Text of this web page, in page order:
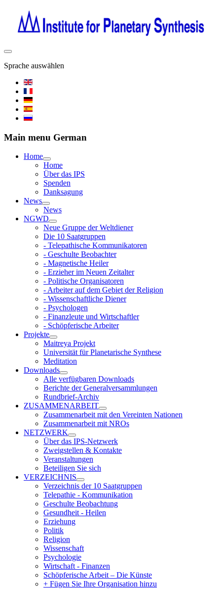
Sprache auswählen
Main menu German
Home
Home
Über das IPS
Spenden
Danksagung
News
News
NGWD
Neue Gruppe der Weltdiener
Die 10 Saatgruppen
- Telepathische Kommunikatoren
- Geschulte Beobachter
- Magnetische Heiler
- Erzieher im Neuen Zeitalter
- Politische Organisatoren
- Arbeiter auf dem Gebiet der Religion
- Wissenschaftliche Diener
- Psychologen
- Finanzleute und Wirtschaftler
- Schöpferische Arbeiter
Projekte
Maitreya Projekt
Universität für Planetarische Synthese
Meditation
Downloads
Alle verfügbaren Downloads
Berichte der Generalversammlungen
Rundbrief-Archiv
ZUSAMMENARBEIT
Zusammenarbeit mit den Vereinten Nationen
Zusammenarbeit mit NROs
NETZWERK
Über das IPS-Netzwerk
Zweigstellen & Kontakte
Veranstaltungen
Beteiligen Sie sich
VERZEICHNIS
Verzeichnis der 10 Saatgruppen
Telepathie - Kommunikation
Geschulte Beobachtung
Gesundheit - Heilen
Erziehung
Politik
Religion
Wissenschaft
Psychologie
Wirtschaft - Finanzen
Schöpferische Arbeit – Die Künste
+ Fügen Sie Ihre Organisation hinzu